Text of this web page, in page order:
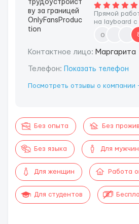
Прямой
на layboard с
o
Контактное лицо: Маргарита
Телефон: Показать телефон
Посмотреть отзывы о
Без опыта Без
Без языка Для мужчин
Для женщин Работа
Для студентов